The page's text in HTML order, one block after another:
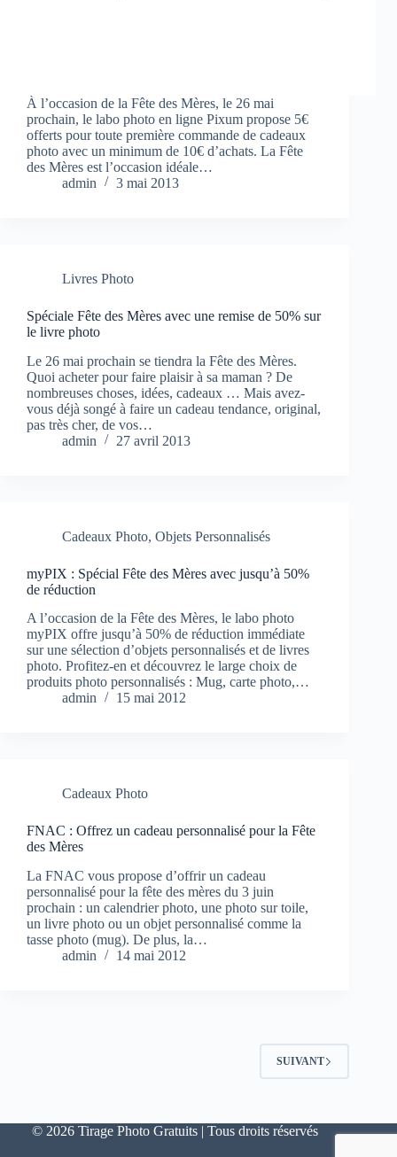
À l’occasion de la Fête des Mères, le 26 mai
prochain, le labo photo en ligne Pixum propose 5€
offerts pour toute première commande de cadeaux
photo avec un minimum de 10€ d’achats. La Fête
des Mères est l’occasion idéale…
admin
3 mai 2013
Livres Photo
Spéciale Fête des Mères avec une remise de 50% sur
le livre photo
Le 26 mai prochain se tiendra la Fête des Mères.
Quoi acheter pour faire plaisir à sa maman ? De
nombreuses choses, idées, cadeaux … Mais avez-
vous déjà songé à faire un cadeau tendance, original,
pas très cher, de vos…
admin
27 avril 2013
Cadeaux Photo, Objets Personnalisés
myPIX : Spécial Fête des Mères avec jusqu’à 50%
de réduction
A l’occasion de la Fête des Mères, le labo photo
myPIX offre jusqu’à 50% de réduction immédiate
sur une sélection d’objets personnalisés et de livres
photo. Profitez-en et découvrez le large choix de
produits photo personnalisés : Mug, carte photo,…
admin
15 mai 2012
Cadeaux Photo
FNAC : Offrez un cadeau personnalisé pour la Fête
des Mères
La FNAC vous propose d’offrir un cadeau
personnalisé pour la fête des mères du 3 juin
prochain : un calendrier photo, une photo sur toile,
un livre photo ou un objet personnalisé comme la
tasse photo (mug). De plus, la…
admin
14 mai 2012
SUIVANT
© 2026 Tirage Photo Gratuits | Tous droits réservés